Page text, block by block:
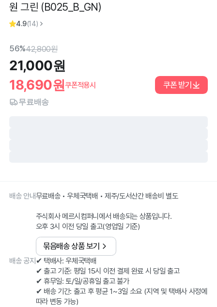
원 그린 (B025_B_GN)
4.9(14)
56%42,800원
21,000원
18,690원쿠폰적용시 쿠폰 받기
무료배송
배송 안내무료배송 • 우체국택배 • 제주/도서산간 배송비 별도
주식회사 메르시컴퍼니에서 배송되는 상품입니다.
오후 3시 이전 당일 출고(영업일 기준)
묶음배송 상품 보기
배송 공지 ✔ 택배사: 우체국택배
✔ 출고 기준: 평일 15시 이전 결제 완료 시 당일 출고
✔ 휴무일: 토/일/공휴일 출고 불가
✔ 배송 기간: 출고 후 평균 1~3일 소요 (지역 및 택배사 사정에
따라 변동 가능)